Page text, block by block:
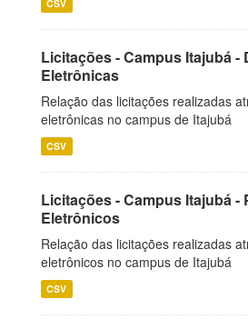
CSV
Licitações - Campus Itajubá -
Eletrônicas
Relação das licitações realizadas
eletrônicas no campus de Itajubá
CSV
Licitações - Campus Itajubá -
Eletrônicos
Relação das licitações realizadas
eletrônicos no campus de Itajubá
CSV